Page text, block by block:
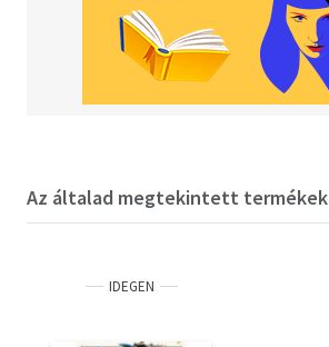
Az általad megtekintett termékek
IDEGEN